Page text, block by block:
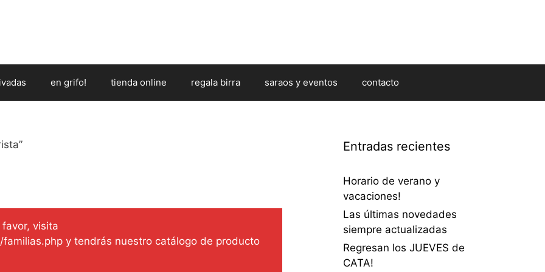
en grifo! tienda online regala birra saraos y eventos contacto
visita
y tendrás nuestro catálogo de producto
Entradas recientes
Horario de verano y
vacaciones!
Las últimas novedades
siempre actualizadas
Regresan los JUEVES de
CATA!